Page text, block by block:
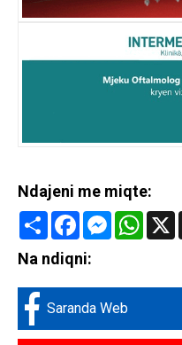
Ndajeni me miqte:
Share FacebookMessengerX
Na ndiqni:
Saranda Web